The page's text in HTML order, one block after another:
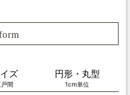
ズ
戸間
円形・丸型
1cm単位